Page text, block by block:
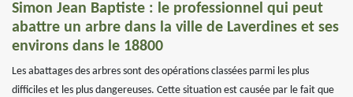
Simon Jean Baptiste : le professionnel qui peut
abattre un arbre dans la ville de Laverdines et ses
environs dans le 18800
Les abattages des arbres sont des opérations classées parmi les plus
difficiles et les plus dangereuses. Cette situation est causée par le fait que